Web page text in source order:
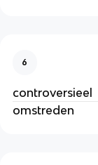
6
controversieel
omstreden